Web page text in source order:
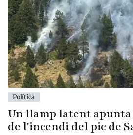
Política
Un llamp latent
de l'incendi del pic de